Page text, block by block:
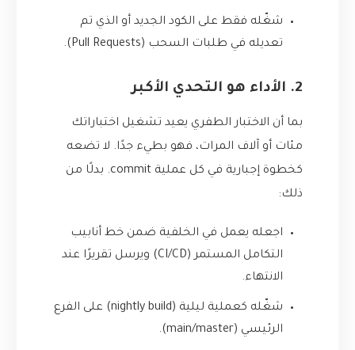
شغّله فقط على الكود الجديد أو الذي تم
تعديله في طلبات السحب (Pull Requests).
2. الأداء هو التحدي الأكبر
بما أن الاختبار الطفري يعيد تشغيل اختباراتك
مئات أو آلاف المرات، فهو بطيء جدًا. لا تضعه
كخطوة إجبارية في كل عملية commit. بدلًا من
ذلك:
اجعله يعمل في الخلفية ضمن خط أنابيب
التكامل المستمر (CI/CD) ويرسل تقريرًا عند
الانتهاء.
شغّله كعملية ليلية (nightly build) على الفرع
الرئيسي (main/master).